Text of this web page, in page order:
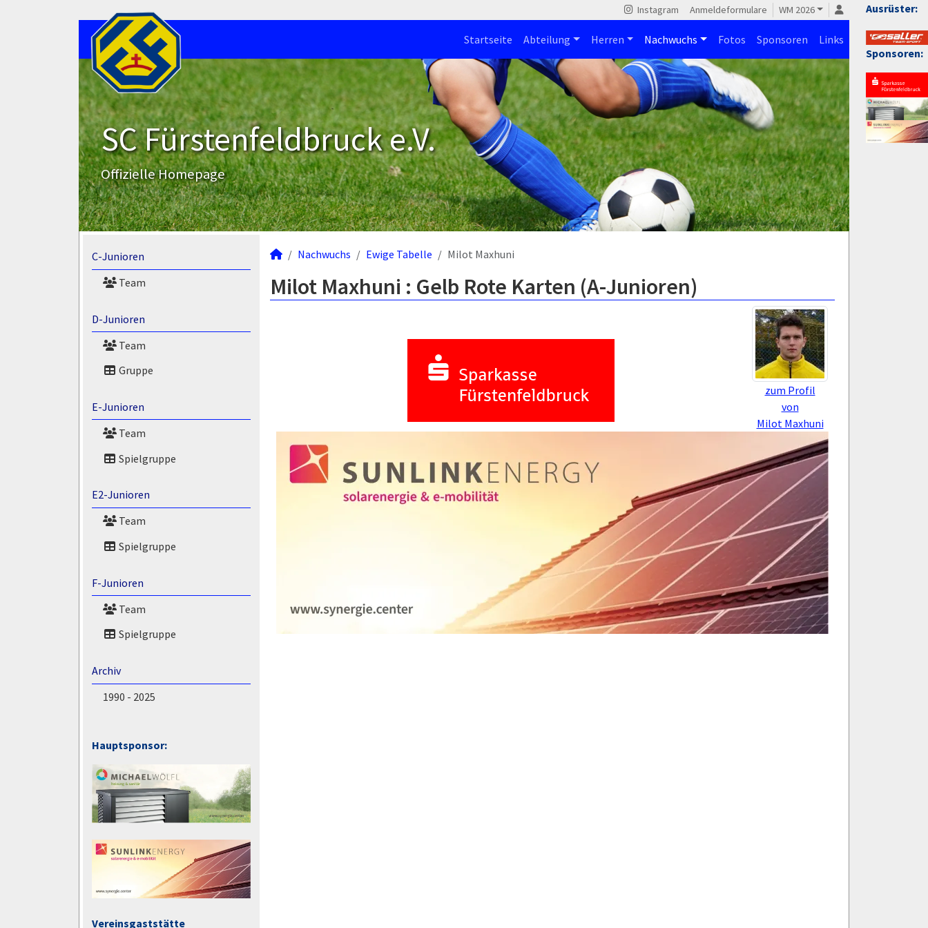
Ausrüster:
Sponsoren:
Instagram Anmeldeformulare WM 2026
Startseite Abteilung Herren Nachwuchs Fotos Sponsoren Links
SC Fürstenfeldbruck e.V.
Offizielle Homepage
C-Junioren
Team
D-Junioren
Team
Gruppe
E-Junioren
Team
Spielgruppe
E2-Junioren
Team
Spielgruppe
F-Junioren
Team
Spielgruppe
Archiv
1990 - 2025
Hauptsponsor:
Vereinsgaststätte
Nachwuchs Ewige Tabelle Milot Maxhuni
Milot Maxhuni : Gelb Rote Karten (A-Junioren)
zum Profil
von
Milot Maxhuni